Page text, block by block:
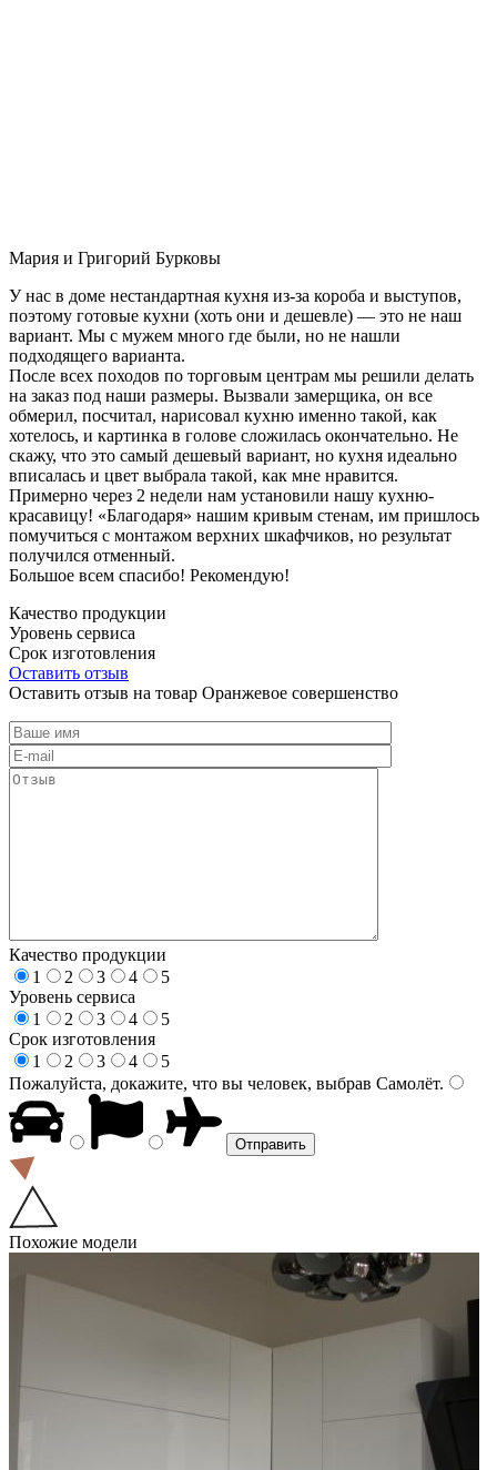
Мария и Григорий Бурковы
У нас в доме нестандартная кухня из-за короба и выступов,
поэтому готовые кухни (хоть они и дешевле) — это не наш
вариант. Мы с мужем много где были, но не нашли
подходящего варианта.
После всех походов по торговым центрам мы решили делать
на заказ под наши размеры. Вызвали замерщика, он все
обмерил, посчитал, нарисовал кухню именно такой, как
хотелось, и картинка в голове сложилась окончательно. Не
скажу, что это самый дешевый вариант, но кухня идеально
вписалась и цвет выбрала такой, как мне нравится.
Примерно через 2 недели нам установили нашу кухню-
красавицу! «Благодаря» нашим кривым стенам, им пришлось
помучиться с монтажом верхних шкафчиков, но результат
получился отменный.
Большое всем спасибо! Рекомендую!
Качество продукции
Уровень сервиса
Срок изготовления
Оставить отзыв
Оставить отзыв на товар Оранжевое совершенство
Качество продукции
1
2 3 4
5
Уровень сервиса
1
2 3 4
5
Срок изготовления
1
2 3 4
5
Пожалуйста, докажите, что вы человек, выбрав Самолёт.
Похожие модели